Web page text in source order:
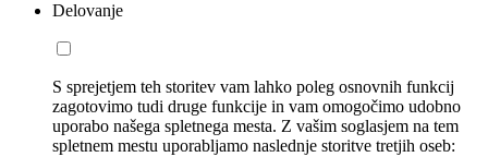
Delovanje
S sprejetjem teh storitev vam lahko poleg osnovnih funkcij
zagotovimo tudi druge funkcije in vam omogočimo udobno
uporabo našega spletnega mesta. Z vašim soglasjem na tem
spletnem mestu uporabljamo naslednje storitve tretjih oseb: